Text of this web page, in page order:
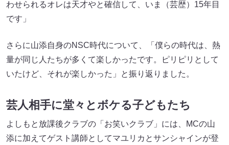
わせられるオレは天才やと確信して、いま（芸歴）15年目
です」
さらに山添自身のNSC時代について、「僕らの時代は、熱
量が同じ人たちが多くて楽しかったです。ピリピリとして
いたけど、それが楽しかった」と振り返りました。
芸人相手に堂々とボケる子どもたち
よしもと放課後クラブの「お笑いクラブ」には、MCの山
添に加えてゲスト講師としてマユリカとサンシャインが登